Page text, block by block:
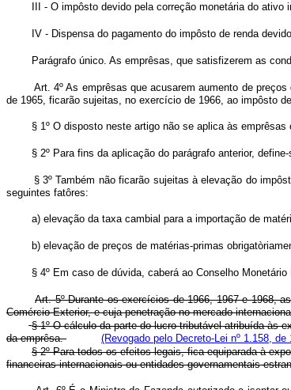
III - O impôsto devido pela correção monetária do
IV - Dispensa do pagamento do impôsto de renda
Parágrafo único. As emprêsas, que satisfizerem as
Art. 4º As emprêsas que acusarem aumento de
de 1965, ficarão sujeitas, no exercício de 1966, ao impôsto
§ 1º O disposto neste artigo não se aplica às
§ 2º Para fins da aplicação do parágrafo anterior,
§ 3º Também não ficarão sujeitas à elevação do
seguintes fatôres:
a) elevação da taxa cambial para a importação de
b) elevação de preços de matérias-primas
§ 4º Em caso de dúvida, caberá ao Conselho
Art. 5º Durante os exercícios de 1966, 1967 e 1968,
Comércio Exterior, e cuja penetração no mercado
§ 1º O cálculo da parte do lucro tributável atribuída às
da emprêsa.
(Revogado pelo Decreto-Lei nº 1.158, de
§ 2º Para todos os efeitos legais, fica equiparada à
financeiras internacionais ou entidades governamentais